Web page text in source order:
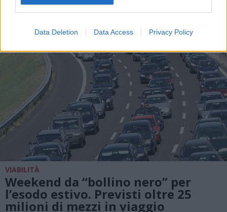
Data Deletion Data Access Privacy Policy
VIABILITÀ
Weekend da “bollino nero” per
l’esodo estivo. Previsti oltre 25
milioni di mezzi in viaggio